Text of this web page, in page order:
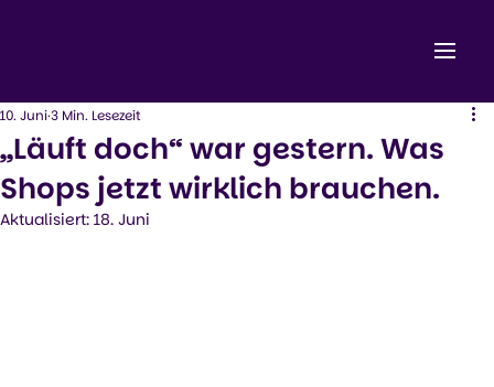
„Läuft doch“ war gestern. Was
Shops jetzt wirklich brauchen.
10. Juni3 Min. Lesezeit
Aktualisiert: 18. Juni